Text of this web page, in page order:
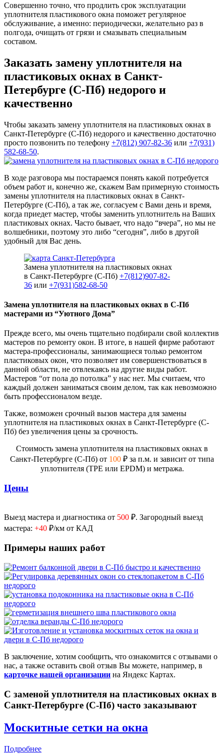
Совершенно точно, что продлить срок эксплуатации
уплотнителя пластикового окна поможет регулярное
обслуживание, а именно: периодически, желательно раз в
полгода, очищать от грязи и смазывать специальным
составом.
Заказать замену уплотнителя на
пластиковых окнах в Санкт-
Петербурге (С-Пб) недорого и
качественно
Чтобы заказать замену уплотнителя на пластиковых окнах в
Санкт-Петербурге (С-Пб) недорого и качественно достаточно
просто позвонить по телефону +7(812) 907-82-36 или +7(931)
582-68-50.
В ходе разговора мы постараемся понять какой потребуется
объем работ и, конечно же, скажем Вам примерную стоимость
замены уплотнителя на пластиковых окнах в Санкт-
Петербурге (С-Пб), а так же, согласуем с Вами день и время,
когда приедет мастер, чтобы заменить уплотнитель на Ваших
пластиковых окнах. Часто бывает, что надо “вчера”, но мы не
волшебники, поэтому это либо “сегодня”, либо в другой
удобный для Вас день.
Замена уплотнителя на пластиковых окнах
в Санкт-Петербурге (С-Пб) +7(812)907-82-
36 или +7(931)582-68-50
Замена уплотнителя на пластиковых окнах в С-Пб
мастерами из “Уютного Дома”
Прежде всего, мы очень тщательно подбирали свой коллектив
мастеров по ремонту окон. В итоге, в нашей фирме работают
мастера-профессионалы, занимающиеся только ремонтом
пластиковых окон, что позволяет им совершенствоваться в
данной области, не отвлекаясь на другие виды работ.
Мастеров “от пола до потолка” у нас нет. Мы считаем, что
каждый должен заниматься своим делом, так как невозможно
быть профессионалом везде.
Также, возможен срочный вызов мастера для замены
уплотнителя на пластиковых окнах в Санкт-Петербурге (С-
Пб) без увеличения цены за срочность.
Стоимость замена уплотнителя на пластиковых окнах в
Санкт-Петербурге (С-Пб) от 100 ₽ за п.м. и зависит от типа
уплотнителя (TPE или EPDM) и метража.
Цены
Выезд мастера и диагностика от 500 ₽. Загородный выезд
мастера: +40 ₽/км от КАД
Примеры наших работ
В заключение, хотим сообщить, что ознакомится с отзывами о
нас, а также оставить свой отзыв Вы можете, например, в
карточке нашей организации на Яндекс Картах.
С заменой уплотнителя на пластиковых окнах в
Санкт-Петербурге (С-Пб) часто заказывают
Москитные сетки на окна
Подробнее